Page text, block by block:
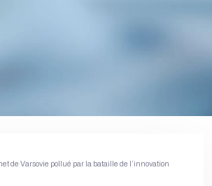
de Varsovie pollué par la bataille de l’innovation